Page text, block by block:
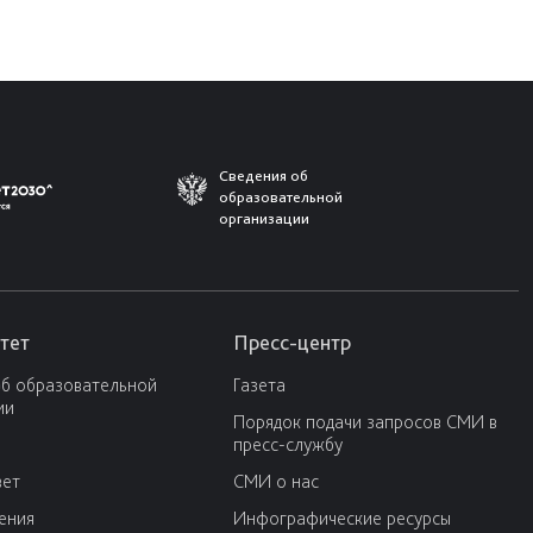
Сведения об
образовательной
организации
образовательной
Пресс-центр
Газета
Порядок подачи запросов СМИ в
пресс-службу
СМИ о нас
Инфографические ресурсы